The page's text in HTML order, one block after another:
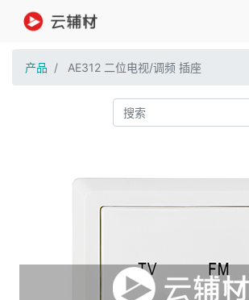
产品 AE312 二位电视/调频 插座